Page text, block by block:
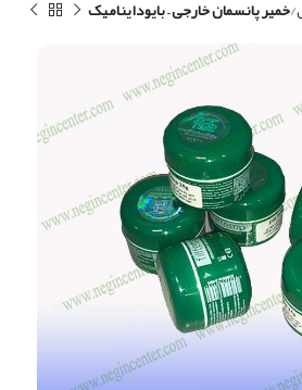
خمیر پانسمان خارجی – بایوداینامیک